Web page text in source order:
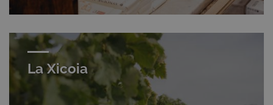
La Xicoia